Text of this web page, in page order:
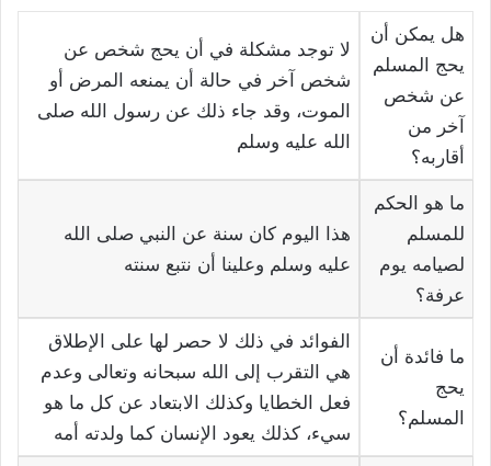
هل يمكن أن
يحج المسلم
عن شخص
آخر من
أقاربه؟
لا توجد مشكلة في أن يحج شخص عن
شخص آخر في حالة أن يمنعه المرض أو
الموت، وقد جاء ذلك عن رسول الله صلى
الله عليه وسلم
ما هو الحكم
للمسلم
لصيامه يوم
عرفة؟
هذا اليوم كان سنة عن النبي صلى الله
عليه وسلم وعلينا أن نتبع سنته
ما فائدة أن
يحج
المسلم؟
الفوائد في ذلك لا حصر لها على الإطلاق
هي التقرب إلى الله سبحانه وتعالى وعدم
فعل الخطايا وكذلك الابتعاد عن كل ما هو
سيء، كذلك يعود الإنسان كما ولدته أمه